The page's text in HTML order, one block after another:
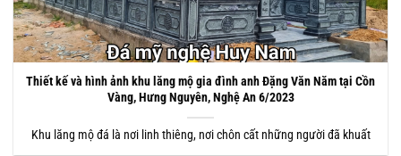
Thiết kế và hình ảnh khu lăng mộ gia đình anh Đặng Văn Năm tại Cồn
Vàng, Hưng Nguyên, Nghệ An 6/2023
Khu lăng mộ đá là nơi linh thiêng, nơi chôn cất những người đã khuất